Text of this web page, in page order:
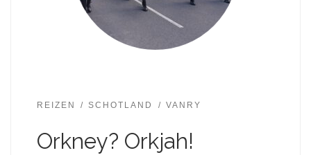
REIZEN SCHOTLAND VANRY
Orkney? Orkjah!